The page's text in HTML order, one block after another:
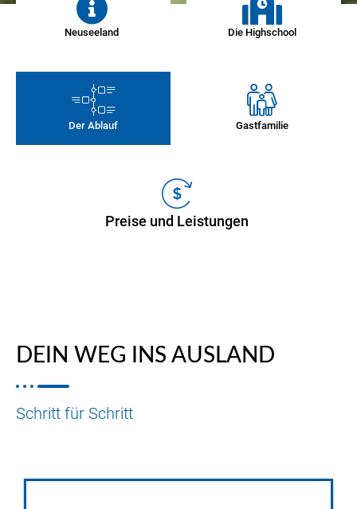
Neuseeland Die Highschool
Der Ablauf Gastfamilie
Preise und Leistungen
DEIN WEG INS AUSLAND
Schritt für Schritt